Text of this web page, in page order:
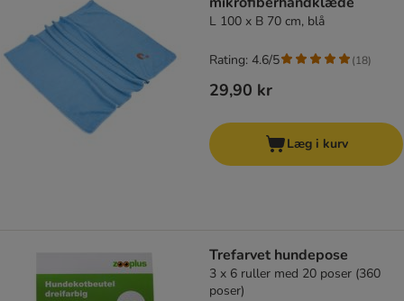
L 100 x B 70 cm, blå
29,90 kr
Rating: 4.6/5 (18)
Læg i kurv
Trefarvet hundepose
3 x 6 ruller med 20 poser (360
poser)